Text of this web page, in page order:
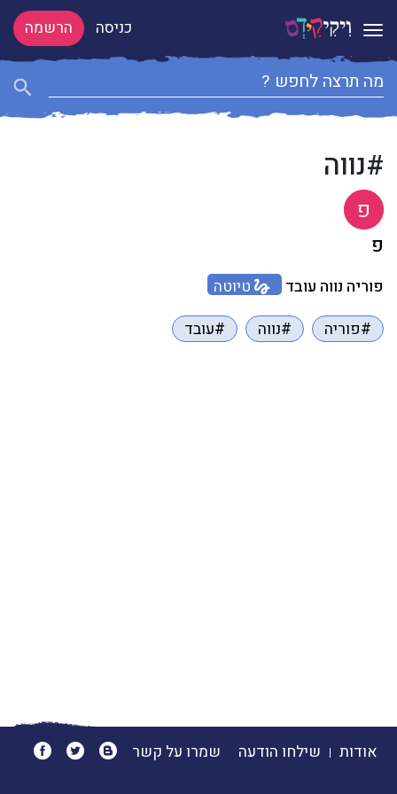
Toggle navigation כניסה הרשמה
#נווה
פ
פ
פוריה נווה עובד
טיוטה
#פוריה
#נווה #עובד
אודות שילחו הודעה שמרו על קשר